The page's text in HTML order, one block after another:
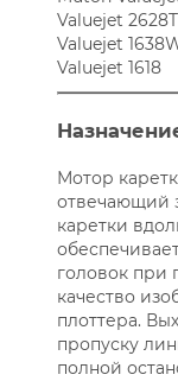
Valuejet
Valuejet
Valuejet 1618
Мотор
отвечающий
каретки
головок при
качество
плоттера.
пропуску
полной